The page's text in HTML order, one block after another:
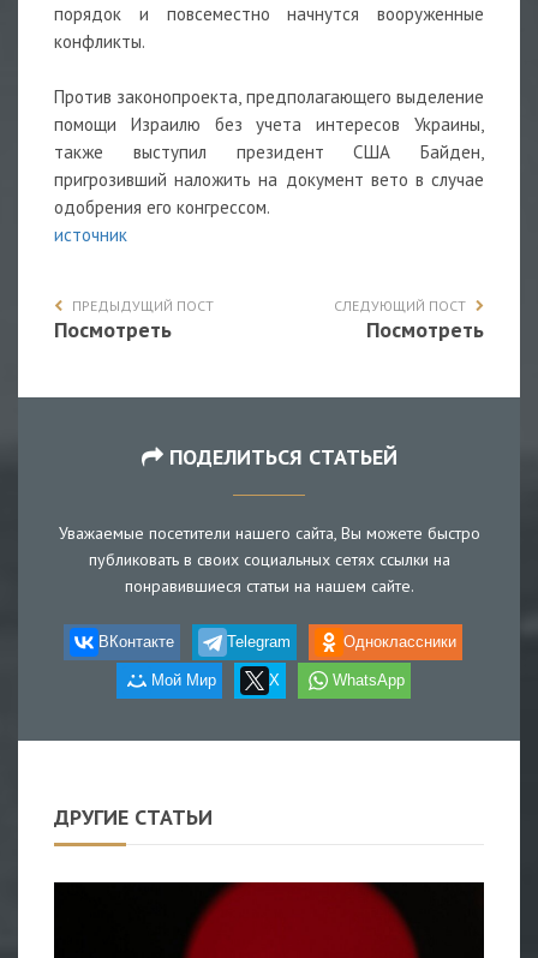
порядок и повсеместно начнутся вооруженные
конфликты.
Против законопроекта, предполагающего выделение
помощи Израилю без учета интересов Украины,
также выступил президент США Байден,
пригрозивший наложить на документ вето в случае
одобрения его конгрессом.
источник
ПРЕДЫДУЩИЙ ПОСТ
Посмотреть
СЛЕДУЮЩИЙ ПОСТ
Посмотреть
ПОДЕЛИТЬСЯ СТАТЬЕЙ
Уважаемые посетители нашего сайта, Вы можете быстро
публиковать в своих социальных сетях ссылки на
понравившиеся статьи на нашем сайте.
ВКонтакте Telegram Одноклассники
Мой Мир X WhatsApp
ДРУГИЕ СТАТЬИ